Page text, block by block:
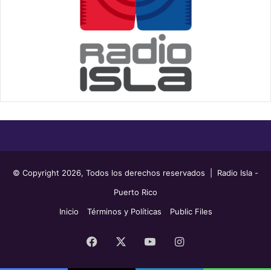
© Copyright 2026, Todos los derechos reservados | Radio Isla -
Puerto Rico
Inicio
Términos y Políticas Public Files
Facebook YouTubeInstagram